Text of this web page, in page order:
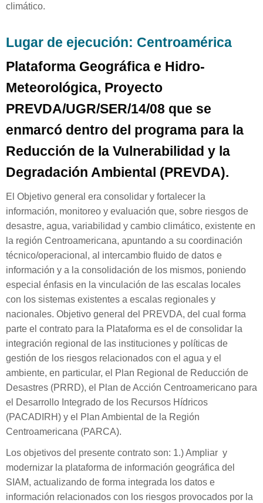
climático.
Lugar de ejecución: Centroamérica
Plataforma Geográfica e Hidro-
Meteorológica, Proyecto
PREVDA/UGR/SER/14/08 que se
enmarcó dentro del programa para la
Reducción de la Vulnerabilidad y la
Degradación Ambiental (PREVDA).
El Objetivo general era consolidar y fortalecer la
información, monitoreo y evaluación que, sobre riesgos de
desastre, agua, variabilidad y cambio climático, existente en
la región Centroamericana, apuntando a su coordinación
técnico/operacional, al intercambio fluido de datos e
información y a la consolidación de los mismos, poniendo
especial énfasis en la vinculación de las escalas locales
con los sistemas existentes a escalas regionales y
nacionales. Objetivo general del PREVDA, del cual forma
parte el contrato para la Plataforma es el de consolidar la
integración regional de las instituciones y políticas de
gestión de los riesgos relacionados con el agua y el
ambiente, en particular, el Plan Regional de Reducción de
Desastres (PRRD), el Plan de Acción Centroamericano para
el Desarrollo Integrado de los Recursos Hídricos
(PACADIRH) y el Plan Ambiental de la Región
Centroamericana (PARCA).
Los objetivos del presente contrato son: 1.) Ampliar y
modernizar la plataforma de información geográfica del
SIAM, actualizando de forma integrada los datos e
información relacionados con los riesgos provocados por la